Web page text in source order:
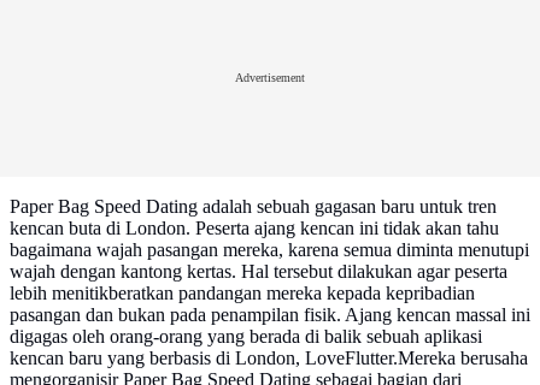
Advertisement
Paper Bag Speed Dating adalah sebuah gagasan baru untuk tren
kencan buta di London. Peserta ajang kencan ini tidak akan tahu
bagaimana wajah pasangan mereka, karena semua diminta menutupi
wajah dengan kantong kertas. Hal tersebut dilakukan agar peserta
lebih menitikberatkan pandangan mereka kepada kepribadian
pasangan dan bukan pada penampilan fisik. Ajang kencan massal ini
digagas oleh orang-orang yang berada di balik sebuah aplikasi
kencan baru yang berbasis di London, LoveFlutter.Mereka berusaha
mengorganisir Paper Bag Speed Dating sebagai bagian dari